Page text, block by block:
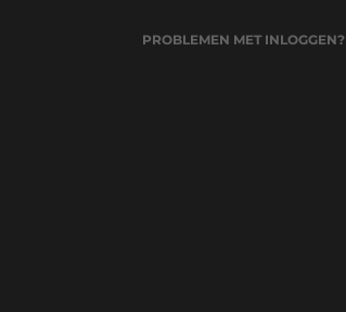
PROBLEMEN MET INLOGGEN?